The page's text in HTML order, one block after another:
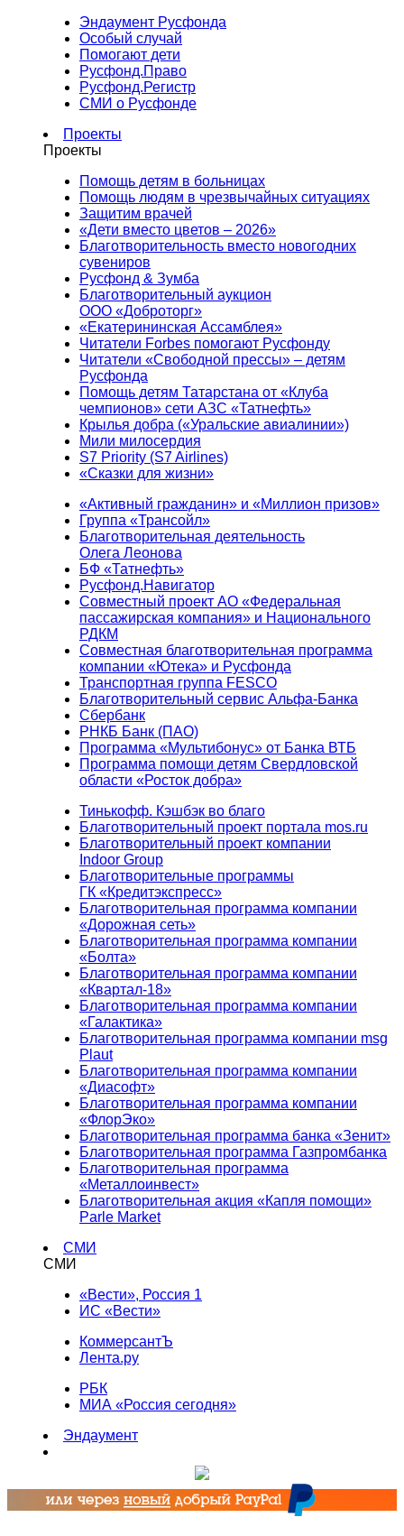
Эндаумент Русфонда
Особый случай
Помогают дети
Русфонд.Право
Русфонд.Регистр
СМИ о Русфонде
Проекты
Проекты
Помощь детям в больницах
Помощь людям в чрезвычайных ситуациях
Защитим врачей
«Дети вместо цветов – 2026»
Благотворительность вместо новогодних
сувениров
Русфонд & Зумба
Благотворительный аукцион
ООО «Доброторг»
«Екатерининская Ассамблея»
Читатели Forbes помогают Русфонду
Читатели «Свободной прессы» – детям
Русфонда
Помощь детям Татарстана от «Клуба
чемпионов» сети АЗС «Татнефть»
Крылья добра («Уральские авиалинии»)
Мили милосердия
S7 Priority (S7 Airlines)
«Сказки для жизни»
«Активный гражданин» и «Миллион призов»
Группа «Трансойл»
Благотворительная деятельность
Олега Леонова
БФ «Татнефть»
Русфонд.Навигатор
Совместный проект АО «Федеральная
пассажирская компания» и Национального
РДКМ
Совместная благотворительная программа
компании «Ютека» и Русфонда
Транспортная группа FESCO
Благотворительный сервис Альфа-Банка
Сбербанк
РНКБ Банк (ПАО)
Программа «Мультибонус» от Банка ВТБ
Программа помощи детям Свердловской
области «Росток добра»
Тинькофф. Кэшбэк во благо
Благотворительный проект портала mos.ru
Благотворительный проект компании
Indoor Group
Благотворительные программы
ГК «Кредитэкспресс»
Благотворительная программа компании
«Дорожная сеть»
Благотворительная программа компании
«Болта»
Благотворительная программа компании
«Квартал-18»
Благотворительная программа компании
«Галактика»
Благотворительная программа компании msg
Plaut
Благотворительная программа компании
«Диасофт»
Благотворительная программа компании
«ФлорЭко»
Благотворительная программа банка «Зенит»
Благотворительная программа Газпромбанка
Благотворительная программа
«Металлоинвест»
Благотворительная акция «Капля помощи»
Parle Market
СМИ
СМИ
«Вести», Россия 1
ИС «Вести»
КоммерсантЪ
Лента.ру
РБК
МИА «Россия сегодня»
Эндаумент